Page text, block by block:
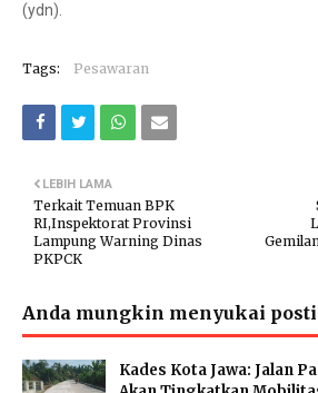
(ydn).
Tags: Pesawaran
LEBIH LAMA
Terkait Temuan BPK
RI,Inspektorat Provinsi
Lampung Warning Dinas
PKPCK
Anda mungkin menyukai
Kades Kota Jawa: Jalan